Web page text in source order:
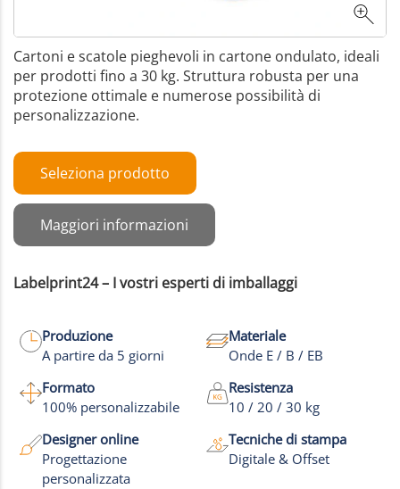
Cartoni e scatole pieghevoli in cartone ondulato, ideali
per prodotti fino a 30 kg. Struttura robusta per una
protezione ottimale e numerose possibilità di
personalizzazione.
Seleziona prodotto
Maggiori informazioni
Labelprint24 – I vostri esperti di imballaggi
Produzione
A partire da 5 giorni
Materiale
Onde E / B / EB
Formato
100% personalizzabile
Resistenza
10 / 20 / 30 kg
Designer online
Progettazione
personalizzata
Tecniche di stampa
Digitale & Offset